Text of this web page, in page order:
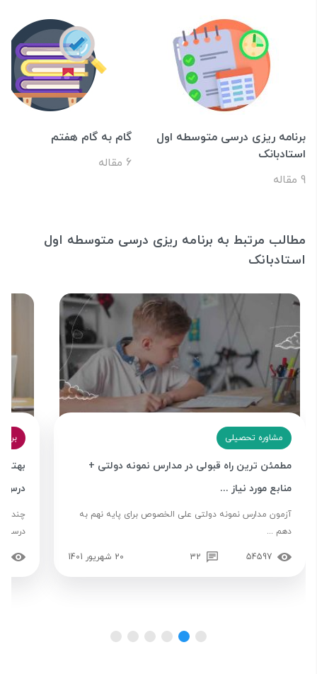
برنامه ریزی درسی متوسطه اول
استادبانک
9 مقاله
گام به گام هفتم
6 مقاله
مطالب مرتبط به برنامه ریزی درسی متوسطه اول
استادبانک
مشاوره تحصیلی
مطمئن ترین راه قبولی در مدارس نمونه دولتی +
منابع مورد نیاز ...
آزمون مدارس نمونه دولتی علی الخصوص برای پایه نهم به
دهم ...
54597
32 20 شهریور 1401
درس
چند
درسی